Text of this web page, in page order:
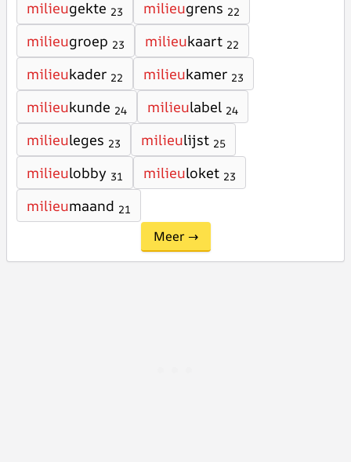
milieugekte 23 milieugrens 22
milieugroep 23 milieukaart 22
milieukader 22 milieukamer 23
milieukunde 24 milieulabel 24
milieuleges 23 milieulijst 25
milieulobby 31 milieuloket 23
milieumaand 21
Meer →